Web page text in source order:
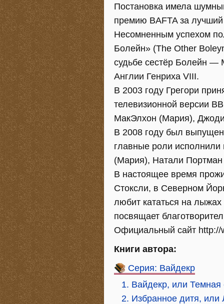
Постановка имела
премию BAFTA за
Несомненным успехом
Болейн» (The Other
судьбе сестёр Болейн
Англии Генриха VIII.
В 2003 году Грегори
телевизионной версии
МакЭлхон (Мария),
В 2008 году был
главные роли исполнили
(Мария), Натали
В настоящее время
Стоксли, в Северном
любит кататься на
посвящает
Официальный сайт http://
Книги автора:
Серия: Вайдекр
1. Вайдекр, или Темная
2. Избранное дитя,